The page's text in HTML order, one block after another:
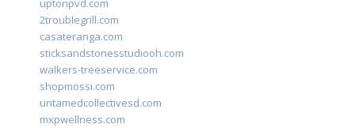
uptonpvd.com
2troublegrill.com
casateranga.com
sticksandstonesstudiooh.com
walkers-treeservice.com
shopmossi.com
untamedcollectivesd.com
mxpwellness.com